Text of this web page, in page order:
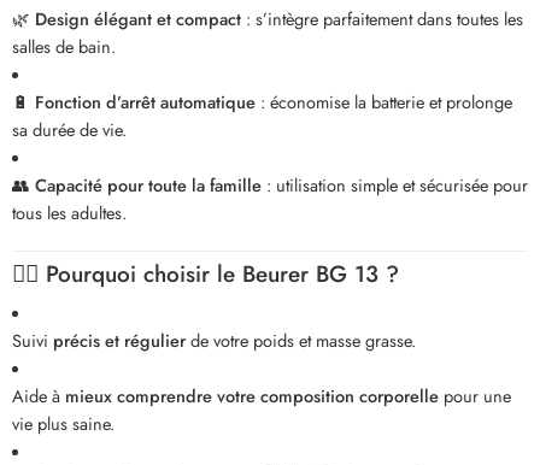
🌿 Design élégant et compact : s’intègre parfaitement dans toutes les
salles de bain.
🔋 Fonction d’arrêt automatique : économise la batterie et prolonge
sa durée de vie.
👥 Capacité pour toute la famille : utilisation simple et sécurisée pour
tous les adultes.
🏃‍♂️ Pourquoi choisir le Beurer BG 13 ?
Suivi précis et régulierde votre poids et masse grasse.
Aide à mieux comprendre votre composition corporelle pour une
vie plus saine.